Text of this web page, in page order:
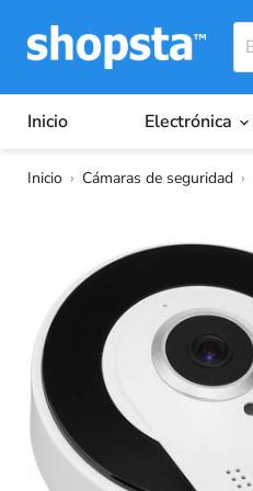
Inicio Electrónica
Inicio › Cámaras de seguridad ›